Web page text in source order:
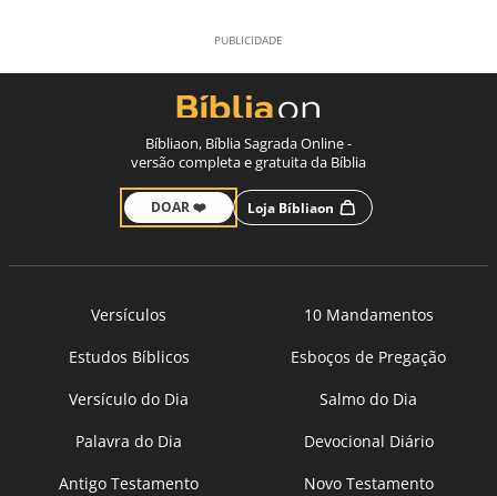
Bíbliaon, Bíblia Sagrada Online -
versão completa e gratuita da Bíblia
DOAR ❤️ Loja Bíbliaon
Versículos
10 Mandamentos
Estudos Bíblicos
Esboços de Pregação
Versículo do Dia
Salmo do Dia
Palavra do Dia
Devocional Diário
Antigo Testamento
Novo Testamento